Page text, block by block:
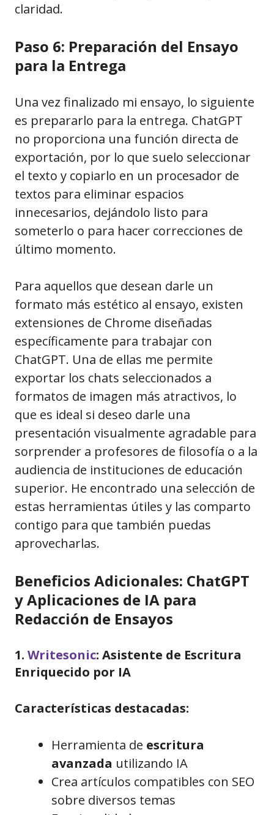
claridad.
Paso 6: Preparación del Ensayo
para la Entrega
Una vez finalizado mi ensayo, lo siguiente
es prepararlo para la entrega. ChatGPT
no proporciona una función directa de
exportación, por lo que suelo seleccionar
el texto y copiarlo en un procesador de
textos para eliminar espacios
innecesarios, dejándolo listo para
someterlo o para hacer correcciones de
último momento.
Para aquellos que desean darle un
formato más estético al ensayo, existen
extensiones de Chrome diseñadas
específicamente para trabajar con
ChatGPT. Una de ellas me permite
exportar los chats seleccionados a
formatos de imagen más atractivos, lo
que es ideal si deseo darle una
presentación visualmente agradable para
sorprender a profesores de filosofía o a la
audiencia de instituciones de educación
superior. He encontrado una selección de
estas herramientas útiles y las comparto
contigo para que también puedas
aprovecharlas.
Beneficios Adicionales: ChatGPT
y Aplicaciones de IA para
Redacción de Ensayos
1. Writesonic: Asistente de Escritura
Enriquecido por IA
Características destacadas:
Herramienta de escritura
avanzada utilizando IA
Crea artículos compatibles con SEO
sobre diversos temas